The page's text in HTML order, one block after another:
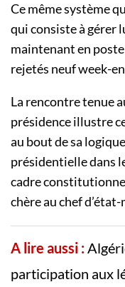
Ce même système
qui consiste à gérer
maintenant en
rejetés neuf week-
La rencontre tenue
présidence illustre
au bout de sa
présidentielle dans
cadre
chère au chef d’état-
A lire aussi :
participation aux